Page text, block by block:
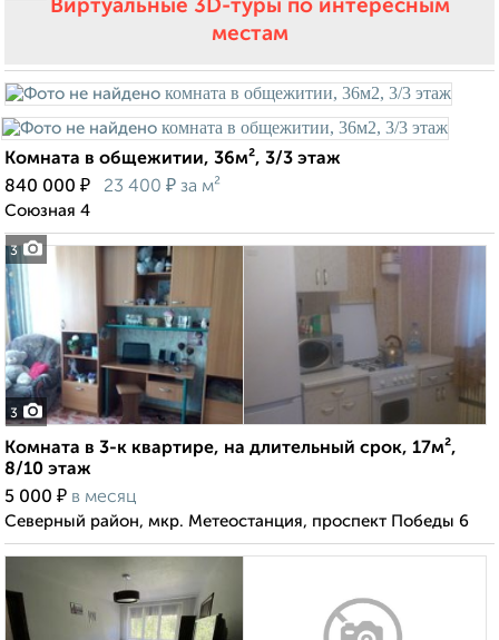
Виртуальные 3D-туры по интересным
местам
3
Комната в общежитии, 36м², 3/3 этаж
840 000 ₽ 23 400 ₽ за м²
Союзная 4
3
Комната в 3-к квартире, на длительный срок, 17м²,
8/10 этаж
5 000 ₽ в месяц
Северный район, мкр. Метеостанция, проспект Победы 6